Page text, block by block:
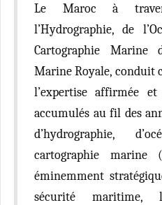
Le Maroc à
l’Hydrographie, de
Cartographie Marine
Marine Royale, conduit
l’expertise affirmée
accumulés au fil des
d’hydrographie,
cartographie marine
éminemment
sécurité maritime,